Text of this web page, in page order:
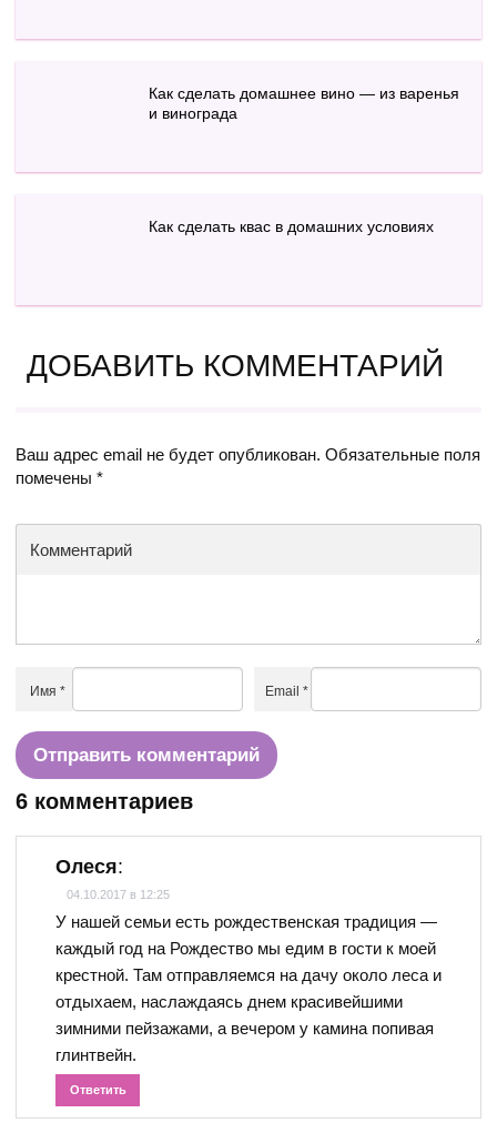
Как сделать домашнее вино — из варенья
и винограда
Как сделать квас в домашних условиях
ДОБАВИТЬ КОММЕНТАРИЙ
Ваш адрес email не будет опубликован. Обязательные поля
помечены *
Комментарий
Имя* Email *
6 комментариев
Олеся:
04.10.2017 в 12:25
У нашей семьи есть рождественская традиция —
каждый год на Рождество мы едим в гости к моей
крестной. Там отправляемся на дачу около леса и
отдыхаем, наслаждаясь днем красивейшими
зимними пейзажами, а вечером у камина попивая
глинтвейн.
Ответить